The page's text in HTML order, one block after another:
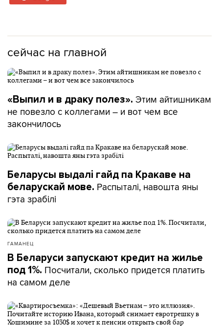
сейчас на главной
«Выпил и в драку полез». Этим айтишникам
не повезло с коллегами – и вот чем все
закончилось
Беларусы выдалі гайд па Кракаве на
беларускай мове. Распыталі, навошта яны
гэта зрабілі
ГАМАНЕЦ
В Беларуси запускают кредит на жилье
под 1%. Посчитали, сколько придется платить
на самом деле